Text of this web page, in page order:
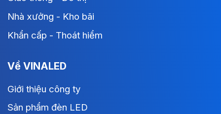
Nhà xưởng - Kho bãi
Khẩn cấp - Thoát hiểm
Về VINALED
Giới thiệu công ty
Sản phẩm đèn LED